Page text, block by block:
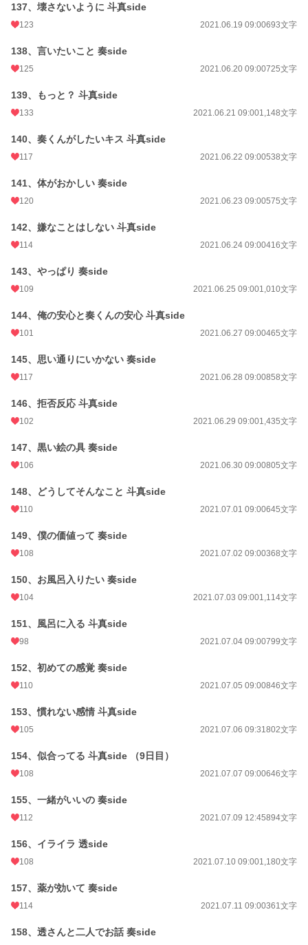
137、壊さないように 斗真side
123 2021.06.19 09:00693文字
138、言いたいこと 奏side
125 2021.06.20 09:00725文字
139、もっと？ 斗真side
133 2021.06.21 09:001,148文字
140、奏くんがしたいキス 斗真side
117 2021.06.22 09:00538文字
141、体がおかしい 奏side
120 2021.06.23 09:00575文字
142、嫌なことはしない 斗真side
114 2021.06.24 09:00416文字
143、やっぱり 奏side
109 2021.06.25 09:001,010文字
144、俺の安心と奏くんの安心 斗真side
101 2021.06.27 09:00465文字
145、思い通りにいかない 奏side
117 2021.06.28 09:00858文字
146、拒否反応 斗真side
102 2021.06.29 09:001,435文字
147、黒い絵の具 奏side
106 2021.06.30 09:00805文字
148、どうしてそんなこと 斗真side
110 2021.07.01 09:00645文字
149、僕の価値って 奏side
108 2021.07.02 09:00368文字
150、お風呂入りたい 奏side
104 2021.07.03 09:001,114文字
151、風呂に入る 斗真side
98 2021.07.04 09:00799文字
152、初めての感覚 奏side
110 2021.07.05 09:00846文字
153、慣れない感情 斗真side
105 2021.07.06 09:31802文字
154、似合ってる 斗真side （9日目）
108 2021.07.07 09:00646文字
155、一緒がいいの 奏side
112 2021.07.09 12:45894文字
156、イライラ 透side
108 2021.07.10 09:001,180文字
157、薬が効いて 奏side
114 2021.07.11 09:00361文字
158、透さんと二人でお話 奏side